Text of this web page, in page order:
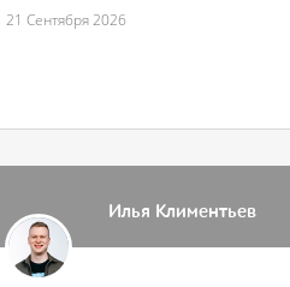
21 Сентября 2026
Илья Климентьев